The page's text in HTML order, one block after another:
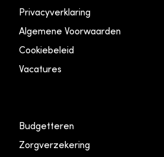
Privacyverklaring
Algemene Voorwaarden
Cookiebeleid
Vacatures
Budgetteren
Zorgverzekering